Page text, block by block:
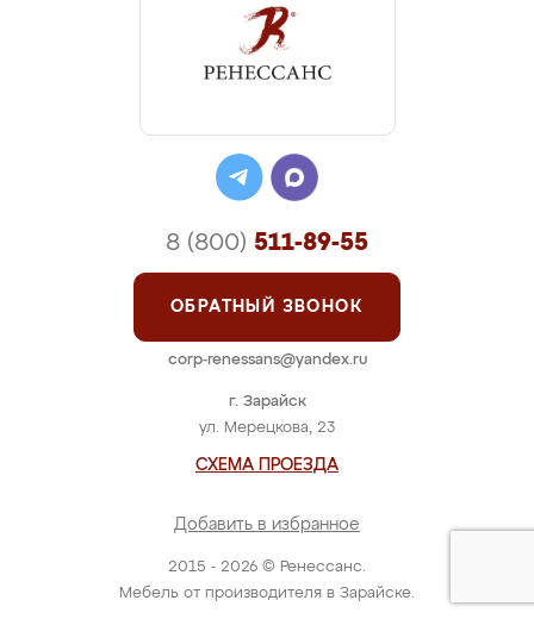
2015 - 2026 © Ренессанс.
Мебель от производителя в Зарайске.
г. Зарайск
ул. Мерецкова, 23
СХЕМА ПРОЕЗДА
Добавить в избранное
8 (800) 511-89-55
ОБРАТНЫЙ ЗВОНОК
corp-renessans@yandex.ru